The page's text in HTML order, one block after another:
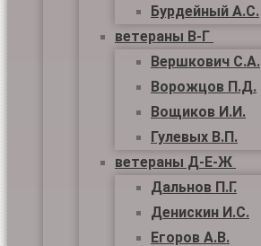
Бурдейный А.С.
ветераны В-Г
Вершкович С.А.
Ворожцов П.Д.
Вощиков И.И.
Гулевых В.П.
ветераны Д-Е-Ж
Дальнов П.Г.
Денискин И.С.
Егоров А.В.